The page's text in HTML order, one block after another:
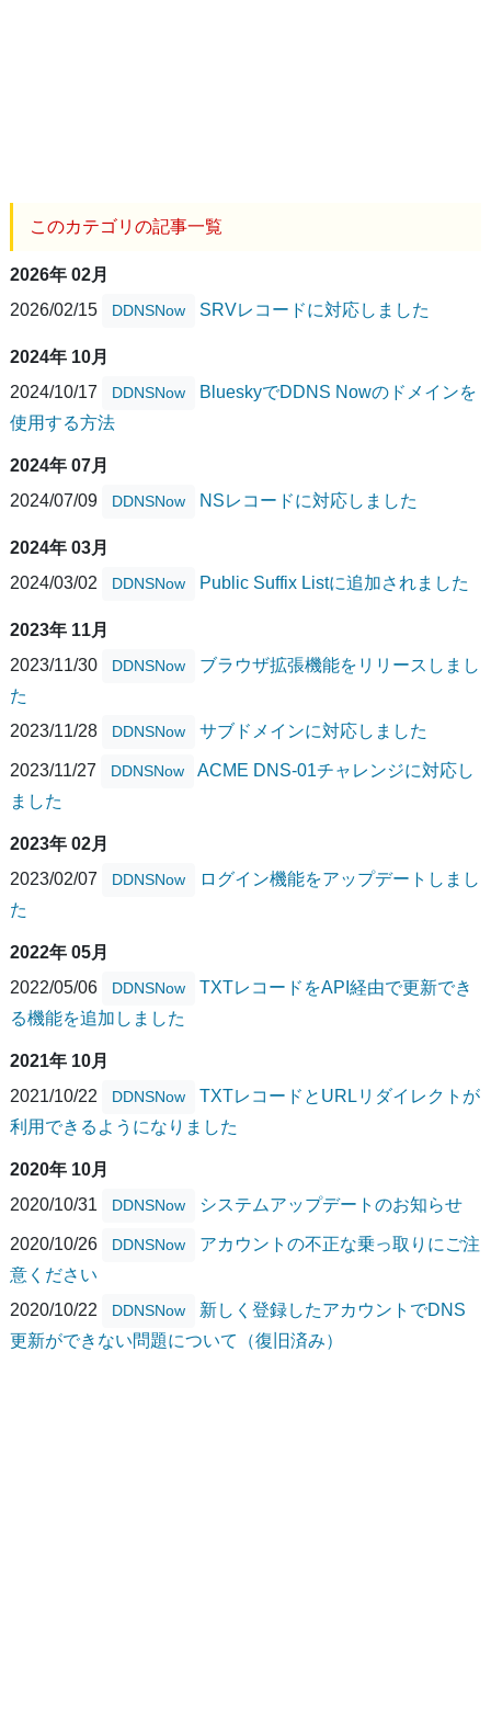
このカテゴリの記事一覧
2026年 02月
2026/02/15
DDNSNow SRVレコードに対応しました
2024年 10月
2024/10/17
DDNSNow
BlueskyでDDNS Nowのドメインを
使用する方法
2024年 07月
2024/07/09
DDNSNow NSレコードに対応しました
2024年 03月
2024/03/02
DDNSNow Public Suffix Listに追加されました
2023年 11月
2023/11/30
DDNSNow
ブラウザ拡張機能をリリースしまし
た
2023/11/28
DDNSNow サブドメインに対応しました
2023/11/27 DDNSNow
ACME DNS-01チャレンジに対応し
ました
2023年 02月
2023/02/07
DDNSNow
ログイン機能をアップデートしまし
た
2022年 05月
2022/05/06
DDNSNow
TXTレコードをAPI経由で更新でき
る機能を追加しました
2021年 10月
2021/10/22
DDNSNow
TXTレコードとURLリダイレクトが
利用できるようになりました
2020年 10月
2020/10/31
DDNSNow システムアップデートのお知らせ
2020/10/26 DDNSNow
アカウントの不正な乗っ取りにご注
意ください
2020/10/22
DDNSNow
新しく登録したアカウントでDNS
更新ができない問題について（復旧済み）